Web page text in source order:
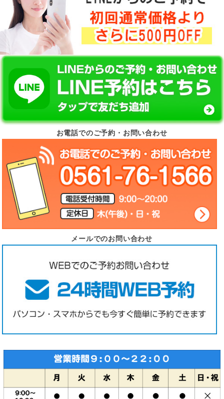
お電話でのご予約・お問い合わせ
メールでのお問い合わせ